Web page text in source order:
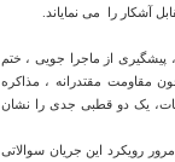
آشکار را
می نمایاند.
از ماجرا جویی ، ختم
مقاومت مقتدرانه ، مذاکره
یک دو قطبی جدی را نشان
رویکرد این جریان سوالاتی